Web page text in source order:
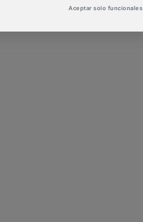
Aceptar solo funcionales